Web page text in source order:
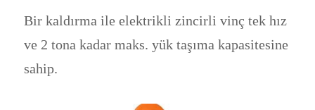
Bir kaldırma ile elektrikli zincirli vinç tek hız
ve 2 tona kadar maks. yük taşıma kapasitesine
sahip.